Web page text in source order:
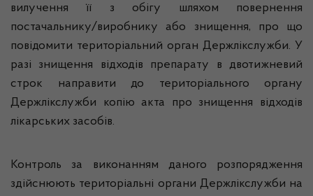
вилучення її з обігу шляхом повернення
постачальнику/виробнику або знищення, про що
повідомити територіальний орган Держлікслужби. У
разі знищення відходів препарату в двотижневий
строк направити до територіального органу
Держлікслужби копію акта про знищення відходів
лікарських засобів.
Контроль за виконанням даного розпорядження
здійснюють територіальні органи Держлікслужби на